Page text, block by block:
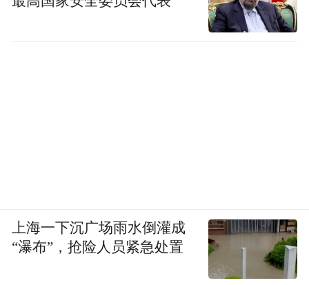
上海一下沉广场雨水倒灌成
“瀑布”，抢险人员紧急处置